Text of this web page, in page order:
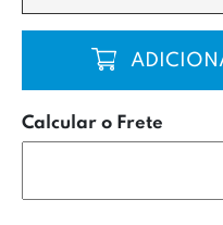
COMPRAR
Calcular o Frete